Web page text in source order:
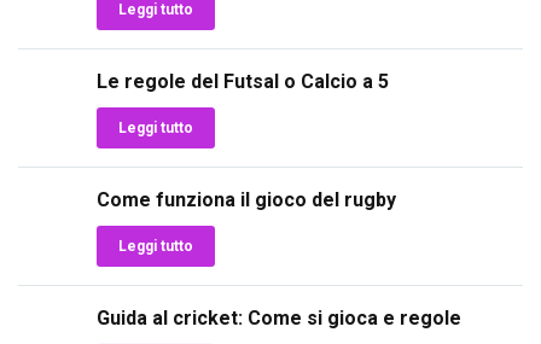
Leggi tutto
Le regole del Futsal o Calcio a 5
Leggi tutto
Come funziona il gioco del rugby
Leggi tutto
Guida al cricket: Come si gioca e regole